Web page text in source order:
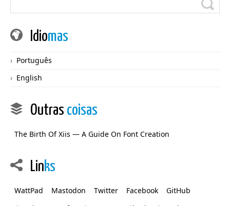
Idiomas
Português
English
Outras coisas
The Birth Of Xiis — A Guide On Font Creation
Links
WattPad Mastodon Twitter Facebook
GitHub